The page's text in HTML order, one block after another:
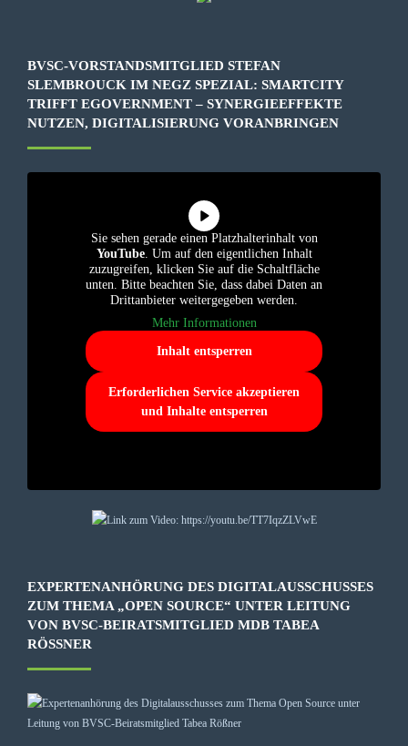
BVSC-VORSTANDSMITGLIED STEFAN
SLEMBROUCK IM NEGZ SPEZIAL: SMARTCITY
TRIFFT EGOVERNMENT – SYNERGIEEFFEKTE
NUTZEN, DIGITALISIERUNG VORANBRINGEN
Sie sehen gerade einen Platzhalterinhalt von
YouTube. Um auf den eigentlichen Inhalt
zuzugreifen, klicken Sie auf die Schaltfläche
unten. Bitte beachten Sie, dass dabei Daten an
Drittanbieter weitergegeben werden.
Mehr Informationen
Inhalt entsperren
Erforderlichen Service akzeptieren
und Inhalte entsperren
EXPERTENANHÖRUNG DES DIGITALAUSSCHUSSES
ZUM THEMA „OPEN SOURCE“ UNTER LEITUNG
VON BVSC-BEIRATSMITGLIED MDB TABEA
RÖSSNER